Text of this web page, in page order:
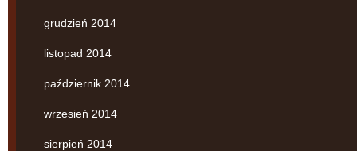
grudzień 2014
listopad 2014
październik 2014
wrzesień 2014
sierpień 2014